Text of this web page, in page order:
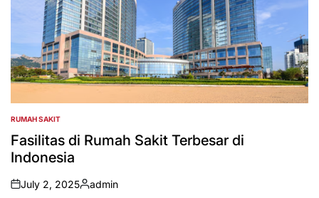
POSTED
IN
RUMAH SAKIT
Fasilitas di Rumah Sakit Terbesar di
Indonesia
on
July 2, 2025
Posted
admin